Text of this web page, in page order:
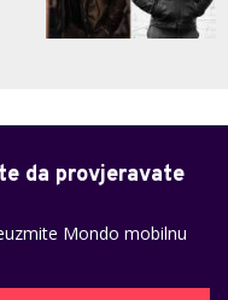
da provjeravate
Mondo mobilnu